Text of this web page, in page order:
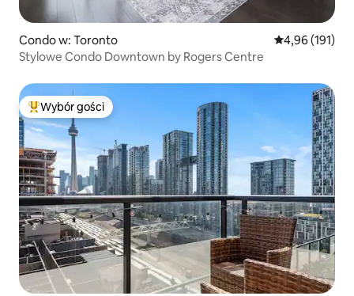
Condo w: Toronto Średnia
4,96 (191)
Stylowe Condo Downtown by Rogers Centre
Najpopularniejsze z kategorii Wybór gości
Wybór gości